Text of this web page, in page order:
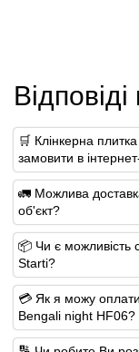
🛒 Клінкерна
замовити в
🚛 Можлива
об'єкт?
📦 Чи є можливість
Starti?
💳 Як я можу
Bengali night HF06?